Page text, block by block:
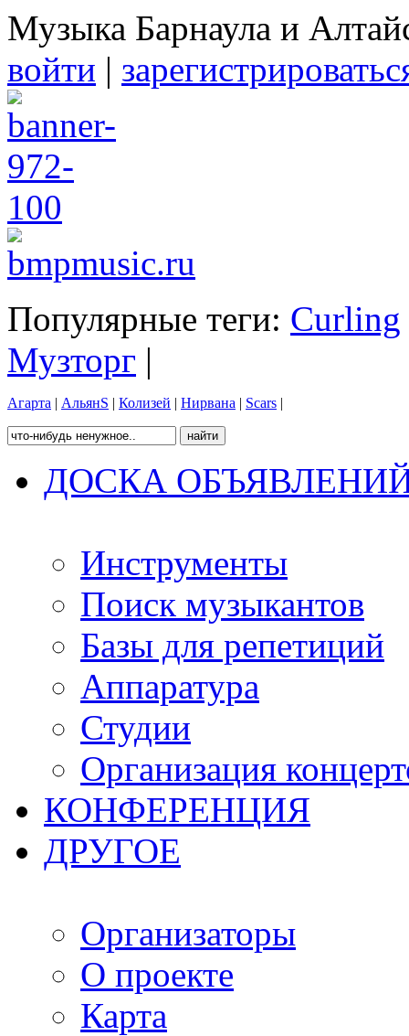
Музыка Барнаула и
войти |
Популярные теги: Curling
Музторг |
Агарта | АльянS | Колизей | Нирвана | Scars |
ДОСКА
Инструменты
Поиск музыкантов
Базы для репетиций
Аппаратура
Студии
Организация
КОНФЕРЕНЦИЯ
ДРУГОЕ
Организаторы
О проекте
Карта